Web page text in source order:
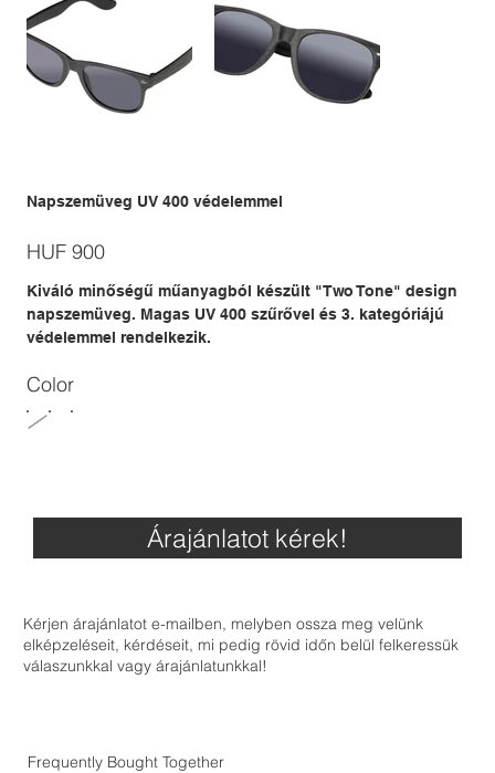
Napszemüveg UV 400 védelemmel
Price
HUF 900
Kiváló minőségű műanyagból készült "Two Tone" design
napszemüveg. Magas UV 400 szűrővel és 3. kategóriájú
védelemmel rendelkezik.
Color
Árajánlatot kérek!
Kérjen árajánlatot e-mailben, melyben ossza meg velünk
elképzeléseit, kérdéseit, mi pedig rövid időn belül felkeressük
válaszunkkal vagy árajánlatunkkal!
Frequently Bought Together